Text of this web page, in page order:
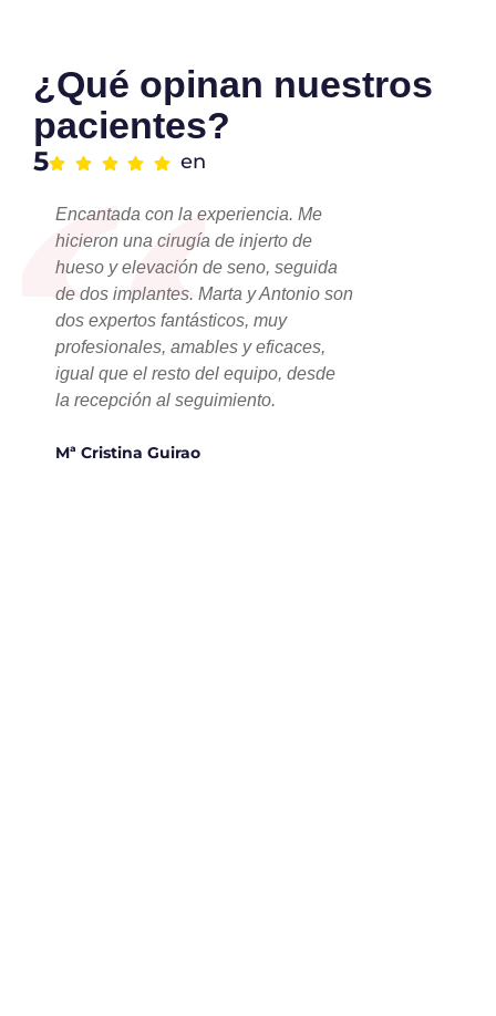
¿Qué opinan nuestros
pacientes?
5 en
Encantada con la experiencia. Me
hicieron una cirugía de injerto de
hueso y elevación de seno, seguida
de dos implantes. Marta y Antonio son
dos expertos fantásticos, muy
profesionales, amables y eficaces,
igual que el resto del equipo, desde
la recepción al seguimiento.
Mª Cristina Guirao